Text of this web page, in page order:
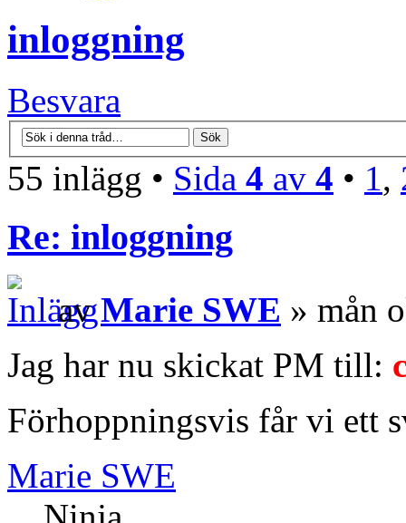
inloggning
Besvara
55 inlägg • Sida 4 av 4 • 1,
Re: inloggning
avMarie SWE » mån
Jag har nu skickat PM till:
Förhoppningsvis får vi ett
Marie SWE